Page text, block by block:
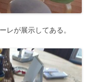
レが展示してある。